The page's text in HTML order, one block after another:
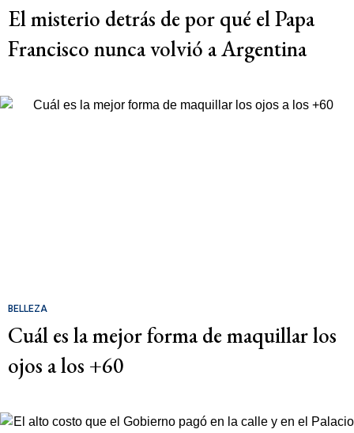
El misterio detrás de por qué el Papa
Francisco nunca volvió a Argentina
BELLEZA
Cuál es la mejor forma de maquillar los
ojos a los +60